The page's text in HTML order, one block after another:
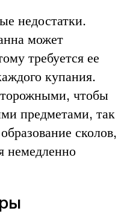
недостатки.
может
требуется ее
купания.
чтобы
предметами, так
сколов,
немедленно